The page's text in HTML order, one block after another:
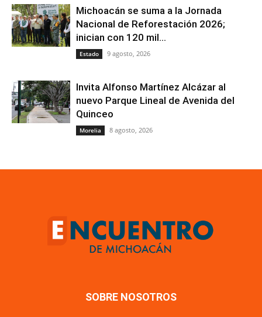
Michoacán se suma a la Jornada
Nacional de Reforestación 2026;
inician con 120 mil...
Estado 9 agosto, 2026
Invita Alfonso Martínez Alcázar al
nuevo Parque Lineal de Avenida del
Quinceo
Morelia 8 agosto, 2026
SOBRE NOSOTROS